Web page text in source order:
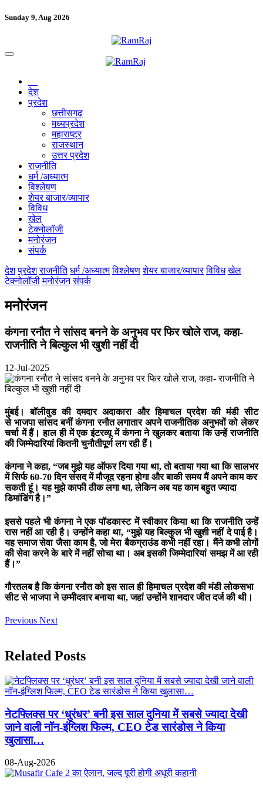
Sunday 9, Aug 2026
देश
प्रदेश
छत्तीसगढ़
मध्यप्रदेश
महाराष्ट्र
राजस्थान
उत्तर प्रदेश
राजनीति
धर्म /अध्यात्म
विश्लेषण
शेयर बाजार/व्यापार
विविध
खेल
टेक्नोलॉजी
मनोरंजन
संपर्क
देश प्रदेश राजनीति धर्म /अध्यात्म विश्लेषण शेयर बाजार/व्यापार विविध खेल
टेक्नोलॉजी मनोरंजन संपर्क
मनोरंजन
कंगना रनौत ने सांसद बनने के अनुभव पर फिर खोले राज, कहा-
राजनीति ने बिल्कुल भी खुशी नहीं दी
12-Jul-2025
मुंबई।
बॉलीवुड की दमदार अदाकारा और हिमाचल प्रदेश की मंडी सीट
से भाजपा सांसद बनीं कंगना रनौत लगातार अपने राजनीतिक अनुभवों को लेकर
चर्चा में हैं। हाल ही में एक इंटरव्यू में कंगना ने खुलकर बताया कि उन्हें राजनीति
की जिम्मेदारियां कितनी चुनौतीपूर्ण लग रही हैं।
कंगना ने कहा, “जब मुझे यह ऑफर दिया गया था, तो बताया गया था कि सालभर
में सिर्फ 60-70 दिन संसद में मौजूद रहना होगा और बाकी समय मैं अपने काम कर
सकती हूं। यह मुझे काफी ठीक लगा था, लेकिन अब यह काम बहुत ज्यादा
डिमांडिंग है।”
इससे पहले भी कंगना ने एक पॉडकास्ट में स्वीकार किया था कि राजनीति उन्हें
रास नहीं आ रही है। उन्होंने कहा था, “मुझे यह बिल्कुल भी खुशी नहीं दे पाई है।
यह समाज सेवा जैसा काम है, जो मेरा बैकग्राउंड कभी नहीं रहा। मैंने कभी लोगों
की सेवा करने के बारे में नहीं सोचा था। अब इसकी जिम्मेदारियां समझ में आ रही
हैं।”
गौरतलब है कि कंगना रनौत को इस साल ही हिमाचल प्रदेश की मंडी लोकसभा
सीट से भाजपा ने उम्मीदवार बनाया था, जहां उन्होंने शानदार जीत दर्ज की थी।
Previous Next
Related Posts
नेटफ्लिक्स पर ‘धुरंधर’ बनी इस साल दुनिया में सबसे ज्यादा देखी
जाने वाली नॉन-इंग्लिश फिल्म, CEO टेड सारंडोस ने किया
खुलासा…
08-Aug-2026